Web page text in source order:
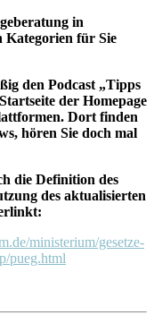
in
Kategorien für Sie
den Podcast „Tipps
der Homepage
Dort finden
hören Sie doch mal
die Definition des
des aktualisierten
ministerium/gesetze-
pueg.html